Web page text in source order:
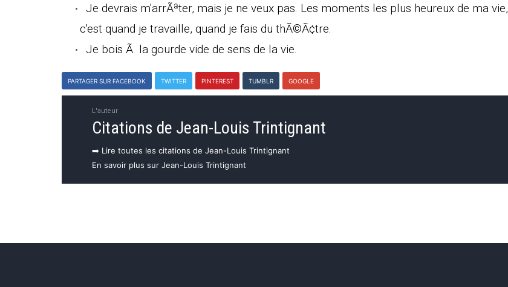
Je devrais m'arrÃªter, mais je ne veux pas. Les moments les plus heureux de ma vie,
c'est quand je travaille, quand je fais du thÃ©Ã¢tre.
Je bois Ã la gourde vide de sens de la vie.
PARTAGER SUR FACEBOOK TWITTER PINTEREST TUMBLR GOOGLE
L'auteur
Citations de Jean-Louis Trintignant
➡️ Lire toutes les citations de Jean-Louis Trintignant
En savoir plus sur Jean-Louis Trintignant